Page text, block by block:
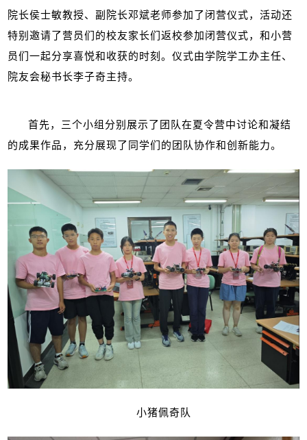
院长侯士敏教授、副院长邓斌老师参加了闭营仪式，活动还
特别邀请了营员们的校友家长们返校参加闭营仪式，和小营
员们一起分享喜悦和收获的时刻。仪式由学院学工办主任、
院友会秘书长李子奇主持。
首先，三个小组分别展示了团队在夏令营中讨论和凝结
的成果作品，充分展现了同学们的团队协作和创新能力。
小猪佩奇队